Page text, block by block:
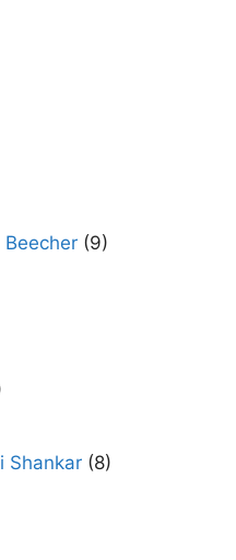
Beecher (9)
Shankar (8)